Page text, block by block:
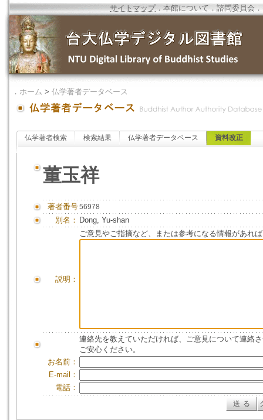
サイトマップ．本館について ．諮問委員会 ．
． ホーム > 仏学著者データベース
仏学著者検索 検索結果 仏学著者データベース 資料改正
董玉祥
著者番号56978
別名： Dong, Yu-shan
説明：
ご意見やご指摘など、または参考になる情報があれ
連絡先を教えていただければ、ご意見について連絡
ご安心ください。
お名前：
E-mail：
電話：